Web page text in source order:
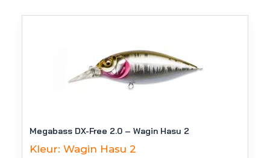
Megabass DX-Free 2.0 – Wagin Hasu 2
Kleur: Wagin Hasu 2